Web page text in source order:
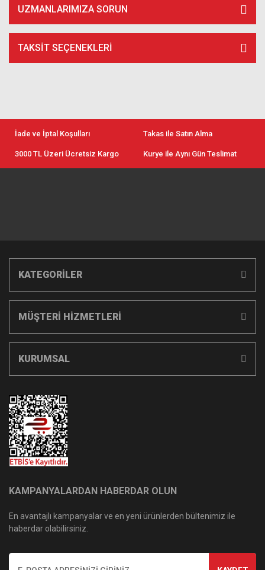
UZMANLARIMIZA SORUN
TAKSIT SEÇENEKLERI
İade ve İptal Koşulları Takas ile Satın Alma
3000 TL Üzeri Ücretsiz Kargo Kurye ile Aynı Gün Teslimat
KATEGORİLER
MÜŞTERİ HİZMETLERİ
KURUMSAL
KAMPANYALARDAN HABERDAR OLUN
En avantajlı kampanyalar ve en yeni ürünlerden bültenimiz ile
haberdar olabilirsiniz.